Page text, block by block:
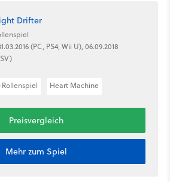
Drifter
(PC, PS4, Wii U), 06.09.2018
Heart Machine
Preisvergleich
Mehr zum Spiel